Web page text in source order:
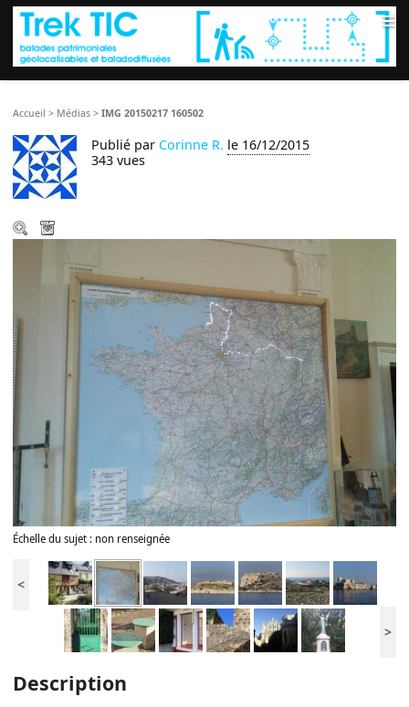
≡
Accueil > Médias >IMG 20150217 160502
Publié par Corinne R. le 16/12/2015
343 vues
Échelle du sujet : non renseignée
<
>
Description